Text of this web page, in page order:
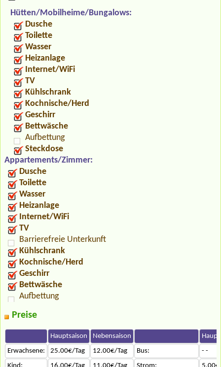
Hütten/Mobilheime/Bungalows:
Dusche
Toilette
Wasser
Heizanlage
Internet/WiFi
TV
Kühlschrank
Kochnische/Herd
Geschirr
Bettwäsche
Aufbettung
Steckdose
Appartements/Zimmer:
Dusche
Toilette
Wasser
Heizanlage
Internet/WiFi
TV
Barrierefreie Unterkunft
Kühlschrank
Kochnische/Herd
Geschirr
Bettwäsche
Aufbettung
Preise
Hauptsaison Nebensaison
Erwachsene:
25.00€/Tag 12.00€/Tag Bus:
- -